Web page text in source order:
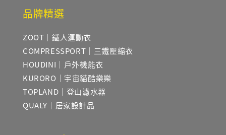
品牌精選
ZOOT｜鐵人運動衣
COMPRESSPORT｜三鐵壓縮衣
HOUDINI｜戶外機能衣
KURORO｜宇宙貓酷樂樂
TOPLAND｜登山濾水器
QUALY｜居家設計品